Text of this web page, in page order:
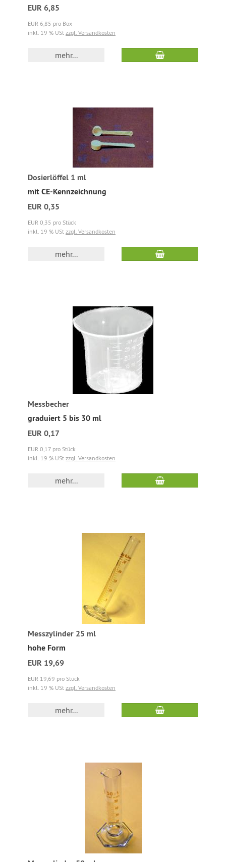
EUR 6,85
EUR 6,85 pro Box
inkl. 19 % USt zzgl. Versandkosten
mehr...
Dosierlöffel 1 ml
mit CE-Kennzeichnung
EUR 0,35
EUR 0,35 pro Stück
inkl. 19 % USt zzgl. Versandkosten
mehr...
Messbecher
graduiert 5 bis 30 ml
EUR 0,17
EUR 0,17 pro Stück
inkl. 19 % USt zzgl. Versandkosten
mehr...
Messzylinder 25 ml
hohe Form
EUR 19,69
EUR 19,69 pro Stück
inkl. 19 % USt zzgl. Versandkosten
mehr...